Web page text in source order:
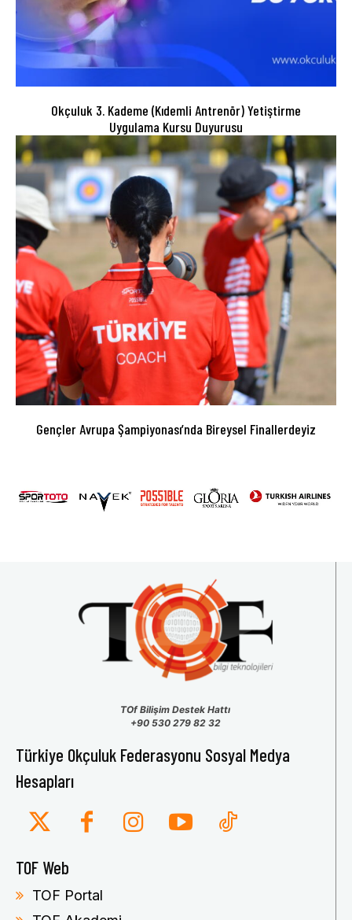
Okçuluk 3. Kademe (Kıdemli Antrenör) Yetiştirme
Uygulama Kursu Duyurusu
Gençler Avrupa Şampiyonası’nda Bireysel Finallerdeyiz
TOf Bilişim Destek Hattı
+90 530 279 82 32
Türkiye Okçuluk Federasyonu Sosyal Medya
Hesapları
TOF Web
TOF Portal